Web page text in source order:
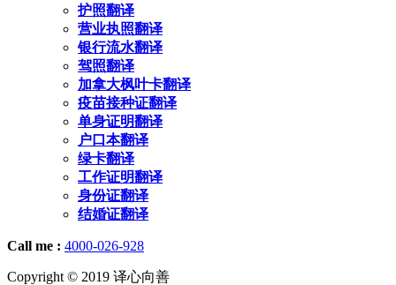
护照翻译
营业执照翻译
银行流水翻译
驾照翻译
加拿大枫叶卡翻译
疫苗接种证翻译
单身证明翻译
户口本翻译
绿卡翻译
工作证明翻译
身份证翻译
结婚证翻译
Call me : 4000-026-928
Copyright © 2019 译心向善